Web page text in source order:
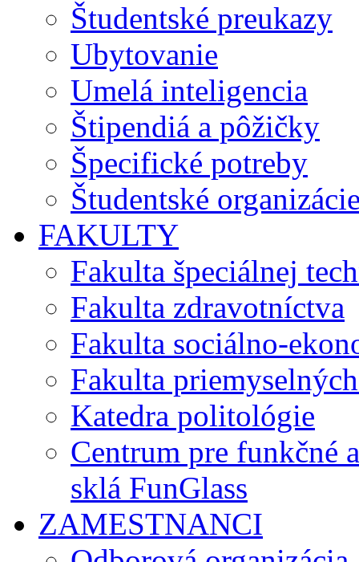
Študentské preukazy
Ubytovanie
Umelá inteligencia
Štipendiá a pôžičky
Špecifické potreby
Študentské
FAKULTY
Fakulta špeciálnej
Fakulta zdravotníctva
Fakulta sociálno-
Fakulta
Katedra politológie
Centrum pre funkčné
sklá FunGlass
ZAMESTNANCI